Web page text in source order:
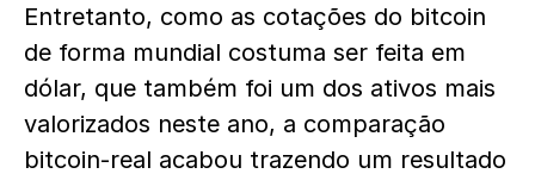
Entretanto, como as cotações do bitcoin
de forma mundial costuma ser feita em
dólar, que também foi um dos ativos mais
valorizados neste ano, a comparação
bitcoin-real acabou trazendo um resultado